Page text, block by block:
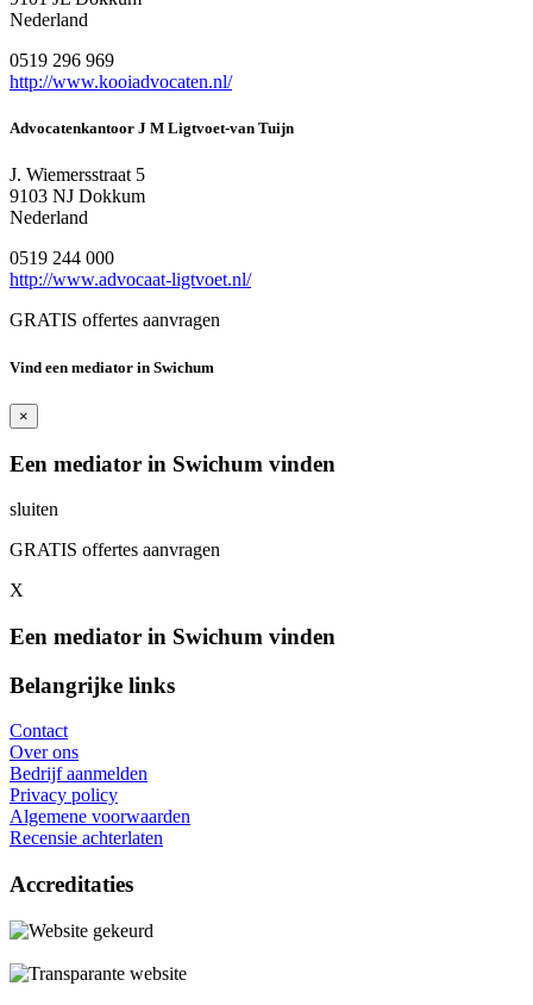
Nederland
0519 296 969
http://www.kooiadvocaten.nl/
Advocatenkantoor J M Ligtvoet-van Tuijn
J. Wiemersstraat 5
9103 NJ Dokkum
Nederland
0519 244 000
http://www.advocaat-ligtvoet.nl/
GRATIS offertes aanvragen
Vind een mediator in Swichum
×
Een mediator in Swichum vinden
sluiten
GRATIS offertes aanvragen
X
Een mediator in Swichum vinden
Belangrijke links
Contact
Over ons
Bedrijf aanmelden
Privacy policy
Algemene voorwaarden
Recensie achterlaten
Accreditaties